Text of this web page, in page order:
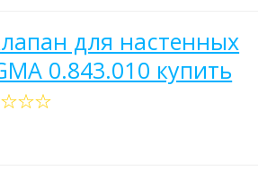
для настенных
0.843.010 купить